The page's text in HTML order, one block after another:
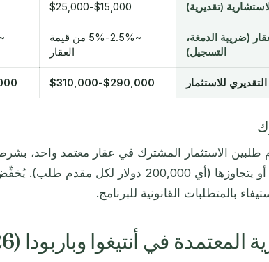
(تقديرية) $15,000-$25,000
(ضريبة الدمغة،
التسجيل)
~2.5%-5% من قيمة
العقار
التقديري للاستثمار $290,000-$310,000
طلبين الاستثمار المشترك في عقار معتمد واحد، بشرط
المشترك 400,000 دولار أو يتجاوزها (أي 200,000 دولار
بالمتطلبات القانونية للبرنامج.
المعتمدة في أنتيغوا وباربودا (2026)